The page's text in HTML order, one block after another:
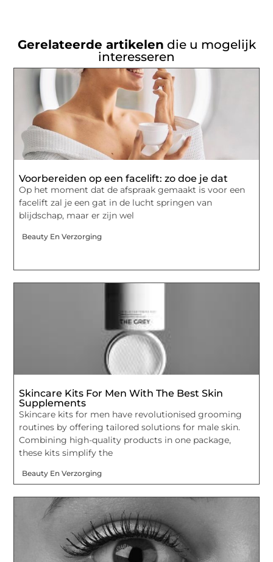
Gerelateerde artikelen die u mogelijk
interesseren
Voorbereiden op een facelift: zo doe je dat
Op het moment dat de afspraak gemaakt is voor een
facelift zal je een gat in de lucht springen van
blijdschap, maar er zijn wel
Beauty En Verzorging
Skincare Kits For Men With The Best Skin
Supplements
Skincare kits for men have revolutionised grooming
routines by offering tailored solutions for male skin.
Combining high-quality products in one package,
these kits simplify the
Beauty En Verzorging